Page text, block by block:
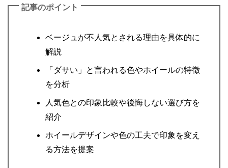
記事のポイント
ベージュが不人気とされる理由を具体的に
解説
「ダサい」と言われる色やホイールの特徴
を分析
人気色との印象比較や後悔しない選び方を
紹介
ホイールデザインや色の工夫で印象を変え
る方法を提案